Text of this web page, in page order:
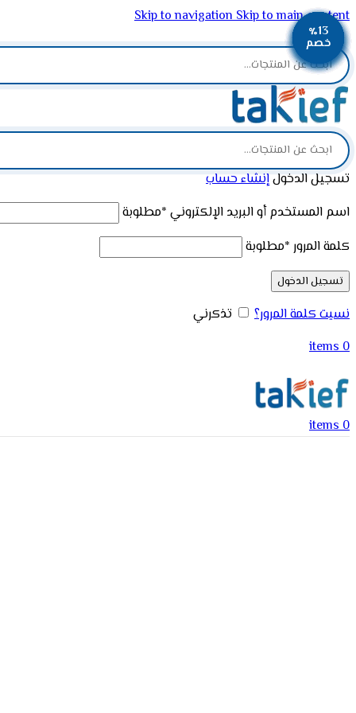
Skip to navigationSkip to main content
ADD ANYTHING HERE OR JUST REMOVE IT…
تسجيل الدخولإنشاء حساب
اسم المستخدم أو البريد الإلكتروني *مطلوبة
كلمة المرور *مطلوبة
تسجيل الدخول
نسيت كلمة المرور؟
تذكرني
0
items
0
items
٪13
خصم
٪14
خصم
٪14
خصم
٪23
خصم
٪13
خصم
٪12
خصم
٪13
خصم
٪13
خصم
٪13
خصم